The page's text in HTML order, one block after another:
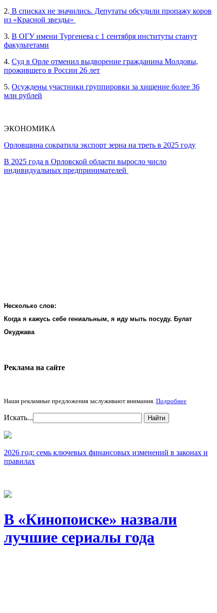
2. В списках не значились. Депутаты обсудили пропажу коров
из «Красной звезды»
3. В ОГУ имени Тургенева с 1 сентября институты станут
факультетами
4. Суд в Орле отменил выдворение гражданина Молдовы,
прожившего в России 26 лет
5. Осуждены участники группировки за хищение более 36
млн рублей
ЭКОНОМИКА
Орловщина сократила экспорт зерна на треть в 2025 году
В 2025 года в Орловской области выросло число
индивидуальных предпринимателей
Несколько слов:
Когда я кажусь себе гениальным, я иду мыть посуду. Булат
Окуджава
Реклама на cайте
Наши рекламные предложения заслуживают внимания. Подробнее
Искать... Найти
2026 год: семь ключевых финансовых изменений в законах и
правилах
В «Кинопоиске» назвали
лучшие сериалы года